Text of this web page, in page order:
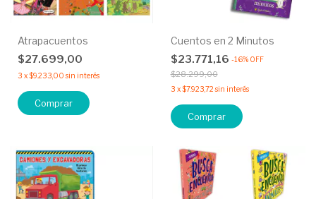
Atrapacuentos
$27.699,00
3 x$9.233,00 sin interés
Comprar
Cuentos en 2 Minutos
$23.771,16 -16% OFF
$28.299,00
3 x$7.923,72 sin interés
Comprar